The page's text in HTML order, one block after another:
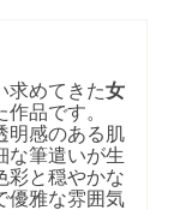
求めてきた女
作品です。
明感のある肌
な筆遣いが生
彩と穏やかな
優雅な雰囲気